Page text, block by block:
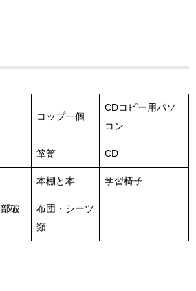
コップ一個
CDコピー用パソ
コン
箪笥 CD
本棚と本 学習椅子
破
布団・シーツ
類